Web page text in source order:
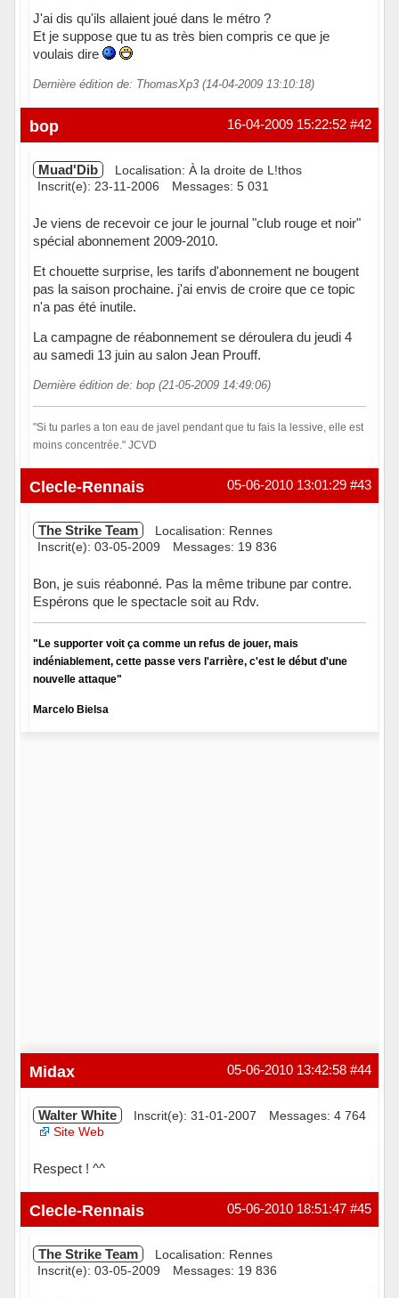
J'ai dis qu'ils allaient joué dans le métro ?
Et je suppose que tu as très bien compris ce que je
voulais dire
Dernière édition de: ThomasXp3 (14-04-2009 13:10:18)
Hors ligne #42
16-04-2009 15:22:52
bop
Muad'Dib
Localisation: À la droite de L!thos
Inscrit(e): 23-11-2006
Messages: 5 031
Je viens de recevoir ce jour le journal "club rouge et noir"
spécial abonnement 2009-2010.
Et chouette surprise, les tarifs d'abonnement ne bougent
pas la saison prochaine. j'ai envis de croire que ce topic
n'a pas été inutile.
La campagne de réabonnement se déroulera du jeudi 4
au samedi 13 juin au salon Jean Prouff.
Dernière édition de: bop (21-05-2009 14:49:06)
"Si tu parles a ton eau de javel pendant que tu fais la lessive, elle est
moins concentrée." JCVD
Hors ligne #43
05-06-2010 13:01:29
Clecle-Rennais
The Strike Team
Localisation: Rennes
Inscrit(e): 03-05-2009
Messages: 19 836
Bon, je suis réabonné. Pas la même tribune par contre.
Espérons que le spectacle soit au Rdv.
"Le supporter voit ça comme un refus de jouer, mais
indéniablement, cette passe vers l'arrière, c'est le début d'une
nouvelle attaque"
Marcelo Bielsa
#44
05-06-2010 13:42:58
Midax
Walter White Inscrit(e): 31-01-2007
Messages: 4 764
Site Web
Respect ! ^^
Hors ligne #45
05-06-2010 18:51:47
Clecle-Rennais
The Strike Team
Localisation: Rennes
Inscrit(e): 03-05-2009
Messages: 19 836